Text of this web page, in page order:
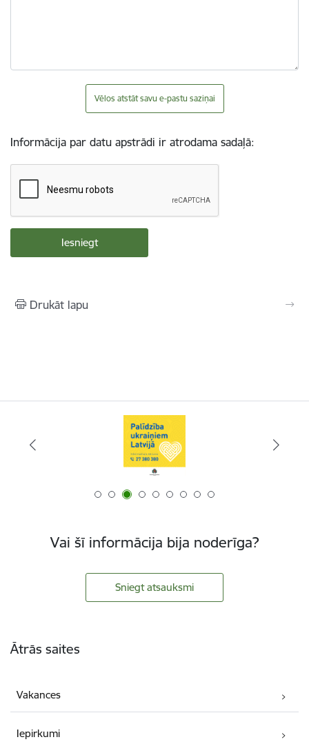
Vēlos atstāt savu e-pastu saziņai
Informācija par datu apstrādi ir atrodama sadaļā:
Drukāt lapu
Vai šī informācija bija noderīga?
Sniegt atsauksmi
Ātrās saites
Vakances
Iepirkumi